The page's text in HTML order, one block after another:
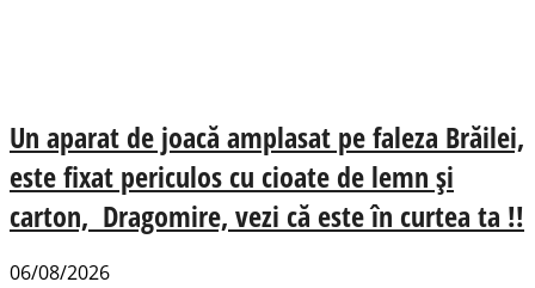
Un aparat de joacă amplasat pe faleza Brăilei,
este fixat periculos cu cioate de lemn și
carton, Dragomire, vezi că este în curtea ta !!
06/08/2026